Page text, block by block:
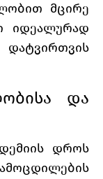
მცირე
იდეალურად
და
დროს